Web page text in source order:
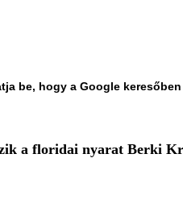
be, hogy a Google
a floridai nyarat Berki